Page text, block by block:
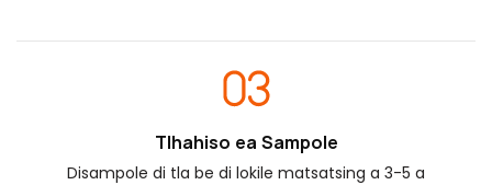
Tlhahiso ea Sampole
Disampole di tla be di lokile matsatsing a 3-5 a